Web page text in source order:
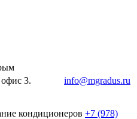
3.
info@mgradus.ru
кондиционеров +7 (978)